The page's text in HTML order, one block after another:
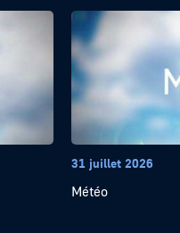
31 juillet 2026
Météo